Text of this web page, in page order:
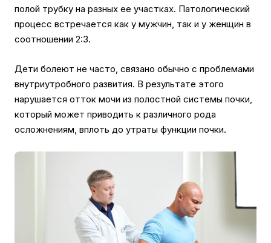
полой трубку на разных ее участках. Патологический
процесс встречается как у мужчин, так и у женщин в
соотношении 2:3.
Дети болеют не часто, связано обычно с проблемами
внутриутробного развития. В результате этого
нарушается отток мочи из полостной системы почки,
который может приводить к различного рода
осложнениям, вплоть до утраты функции почки.